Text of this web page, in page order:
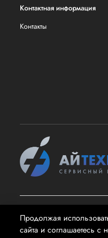
Контактная информация
Контакты
Продолжая
сайта и соглашаетесь с